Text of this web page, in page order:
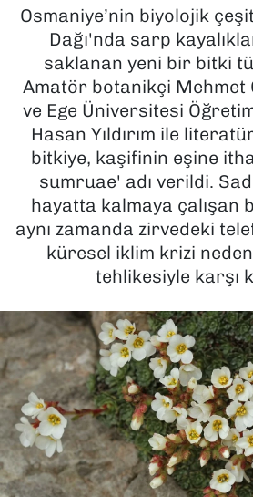
Osmaniye’nin biyolojik
Dağı'nda sarp
saklanan yeni bir bitki
Amatör botanikçi Mehmet
ve Ege Üniversitesi
Hasan Yıldırım ile
bitkiye, kaşifinin eşine
sumruae' adı verildi.
hayatta kalmaya çalışan
aynı zamanda zirvedeki
küresel iklim krizi
tehlikesiyle karşı
MAGAZİN
POLİTİKA
SAĞLIK
SPOR
TEKNOLOJİ
YAŞAM
Haber Arşivi